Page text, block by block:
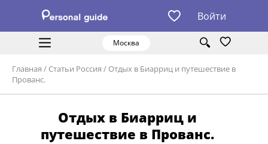
Войти
Москва
Главная / Статьи Россия / Отдых в Биарриц и путешествие в
Прованс.
Отдых в Биарриц и
путешествие в Прованс.